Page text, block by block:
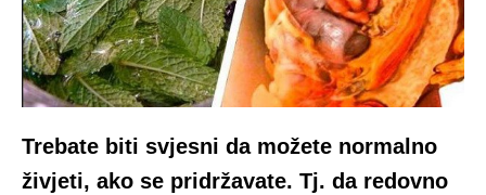
Trebate biti svjesni da možete normalno
živjeti, ako se pridržavate. Tj. da redovno